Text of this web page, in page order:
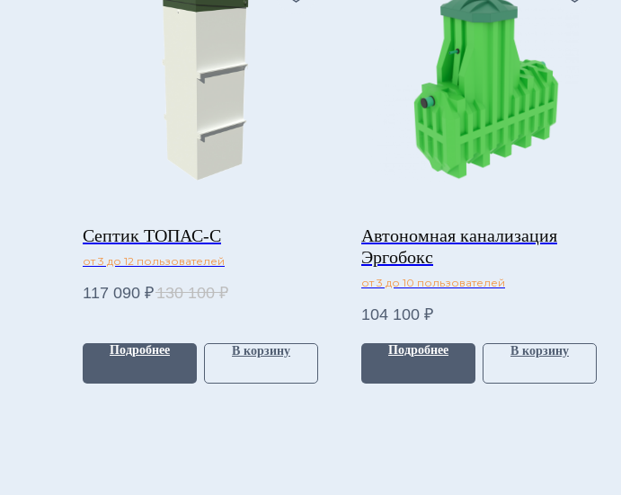
Септик ТОПАС-С
от 3 до 12 пользователей
117 090 ₽130 100 ₽
Подробнее В корзину
Автономная канализация
Эргобокс
от 3 до 10 пользователей
104 100 ₽
Подробнее В корзину